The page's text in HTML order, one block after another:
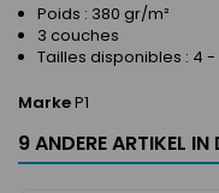
Poids : 380 gr/m²
3 couches
Tailles disponibles : 4 -
MarkeP1
9 ANDERE ARTIKEL